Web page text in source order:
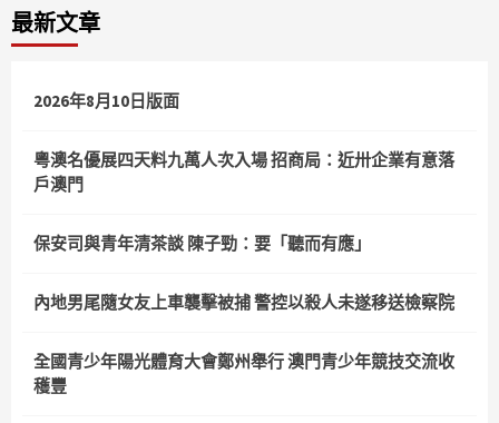
最新文章
2026年8月10日版面
粵澳名優展四天料九萬人次入場 招商局：近卅企業有意落
戶澳門
保安司與青年清茶談 陳子勁：要「聽而有應」
內地男尾隨女友上車襲擊被捕 警控以殺人未遂移送檢察院
全國青少年陽光體育大會鄭州舉行 澳門青少年競技交流收
穫豐